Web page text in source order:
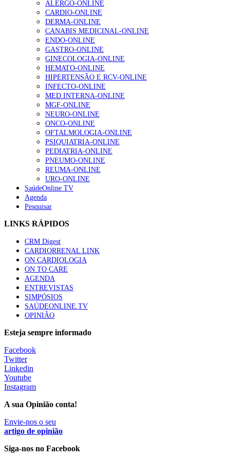
Alguns milhares de utentes podem ficar sem médico de
família com nova regras do registo, alerta associação
175 visualizações
Quase quatro em cada dez doentes com enfarte
apresentavam níveis elevados de Lp(a), revela estudo
86 visualizações
“Os programas de rastreio do cancro do pulmão são
custo-efetivos e representam um investimento
sustentável para os sistemas de saúde”
66 visualizações
Trodelvy aprovado para primeira linha no cancro da
elegíveis para inibidores PD-(L)1
Especialistas defendem mais potássio na alimentação
para ajudar a controlar a hipertensão
57 visualizações
MAIS NOTÍCIAS
Sindicato diz que nova carreira de médicos dentistas reforça
estabilidade no SNS
6 Ago, 2026
Mais de 400 utentes beneficiaram de comparticipação reforçada
para tratamentos de infertilidade na Madeira
6 Ago, 2026|0 Comments
ALERGO-ONLINE
CARDIO-ONLINE
DERMA-ONLINE
CANABIS MEDICINAL-ONLINE
ENDO-ONLINE
GASTRO-ONLINE
GINECOLOGIA-ONLINE
HEMATO-ONLINE
HIPERTENSÃO E RCV-ONLINE
INFECTO-ONLINE
MED.INTERNA-ONLINE
MGF-ONLINE
NEURO-ONLINE
ONCO-ONLINE
OFTALMOLOGIA-ONLINE
PSIQUIATRIA-ONLINE
PEDIATRIA-ONLINE
PNEUMO-ONLINE
REUMA-ONLINE
URO-ONLINE
SaúdeOnline TV
Agenda
Pesquisar
LINKS RÁPIDOS
CRM Digest
CARDIORRENAL LINK
ON CARDIOLOGIA
ON TO CARE
AGENDA
ENTREVISTAS
SIMPÓSIOS
SAÚDEONLINE.TV
OPINIÃO
Esteja sempre informado
Facebook
Twitter
Linkedin
Youtube
Instagram
A sua Opinião conta!
Envie-nos o seu
artigo de opinião
Siga-nos no Facebook